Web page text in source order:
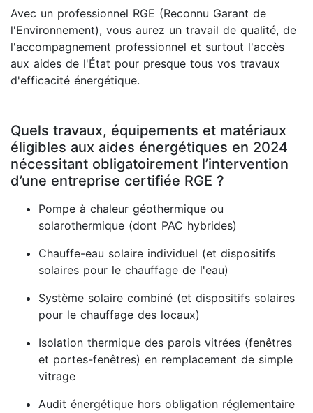
Avec un professionnel RGE (Reconnu Garant de
l'Environnement), vous aurez un travail de qualité, de
l'accompagnement professionnel et surtout l'accès
aux aides de l'État pour presque tous vos travaux
d'efficacité énergétique.
Quels travaux, équipements et matériaux
éligibles aux aides énergétiques en 2024
nécessitant obligatoirement l’intervention
d’une entreprise certifiée RGE ?
Pompe à chaleur géothermique ou
solarothermique (dont PAC hybrides)
Chauffe-eau solaire individuel (et dispositifs
solaires pour le chauffage de l'eau)
Système solaire combiné (et dispositifs solaires
pour le chauffage des locaux)
Isolation thermique des parois vitrées (fenêtres
et portes-fenêtres) en remplacement de simple
vitrage
Audit énergétique hors obligation réglementaire